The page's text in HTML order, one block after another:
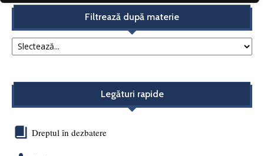
Filtrează după materie
Legături rapide
Dreptul în dezbatere